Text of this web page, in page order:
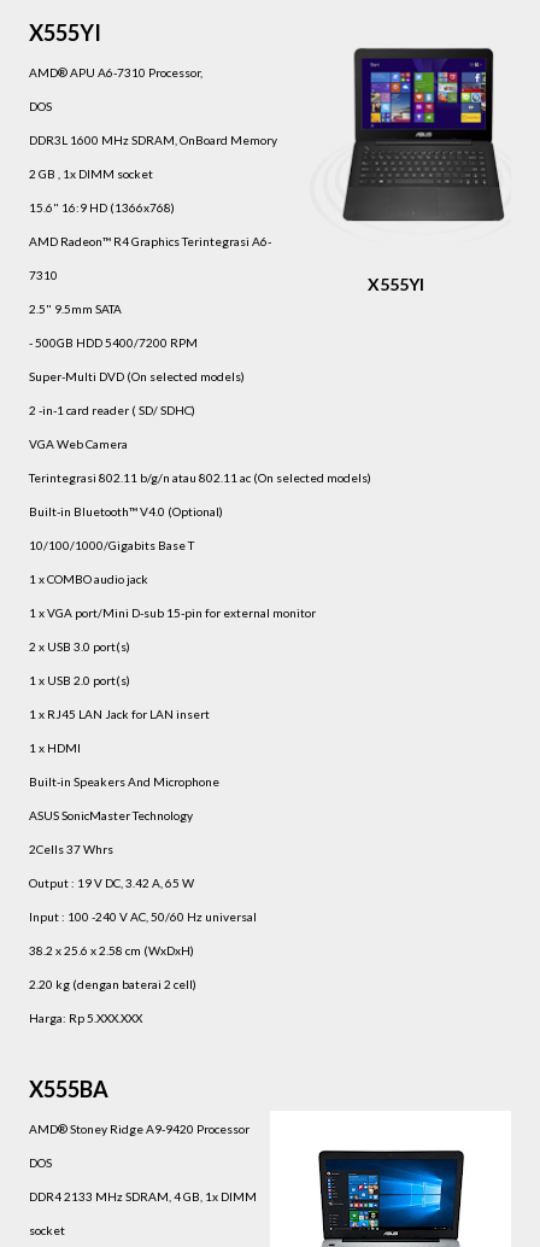
X555YI
X555YI
AMD® APU A6-7310 Processor,
DOS
DDR3L 1600 MHz SDRAM, OnBoard Memory
2 GB , 1x DIMM socket
15.6" 16:9 HD (1366x768)
AMD Radeon™ R4 Graphics Terintegrasi A6-
7310
2.5" 9.5mm SATA
- 500GB HDD 5400/7200 RPM
Super-Multi DVD (On selected models)
2 -in-1 card reader ( SD/ SDHC)
VGA Web Camera
Terintegrasi 802.11 b/g/n atau 802.11 ac (On selected models)
Built-in Bluetooth™ V4.0 (Optional)
10/100/1000/Gigabits Base T
1 x COMBO audio jack
1 x VGA port/Mini D-sub 15-pin for external monitor
2 x USB 3.0 port(s)
1 x USB 2.0 port(s)
1 x RJ45 LAN Jack for LAN insert
1 x HDMI
Built-in Speakers And Microphone
ASUS SonicMaster Technology
2Cells 37 Whrs
Output : 19 V DC, 3.42 A, 65 W
Input : 100 -240 V AC, 50/60 Hz universal
38.2 x 25.6 x 2.58 cm (WxDxH)
2.20 kg (dengan baterai 2 cell)
Harga: Rp 5.XXX.XXX
X555BA
AMD® Stoney Ridge A9-9420 Processor
DOS
DDR4 2133 MHz SDRAM, 4 GB, 1x DIMM
socket